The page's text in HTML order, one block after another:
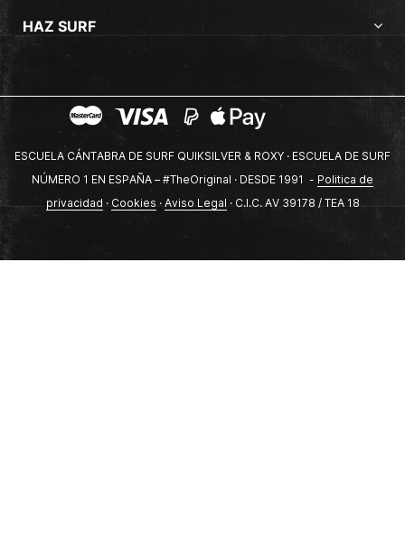
HAZ SURF
ESCUELA CÁNTABRA DE SURF QUIKSILVER & ROXY · ESCUELA DE SURF
NÚMERO 1 EN ESPAÑA – #TheOriginal · DESDE 1991 - Politica de
privacidad · Cookies · Aviso Legal · C.I.C. AV 39178 / TEA 18